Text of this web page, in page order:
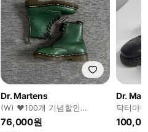
Dr. Martens
(W) ❤️100개 기념할인
Dr.Martens 1460 8홀 (UK4)
76,000원
Dr.
닥터마